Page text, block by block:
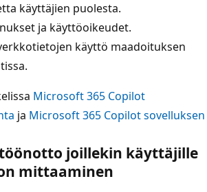
käyttäjien puolesta.
ja käyttöoikeudet.
käyttö maadoituksen
Microsoft 365 Copilot
ja Microsoft 365 Copilot sovelluksen
joillekin käyttäjille
mittaaminen